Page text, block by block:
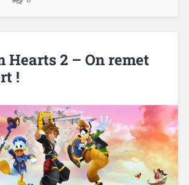
Hearts 2 – On remet
!